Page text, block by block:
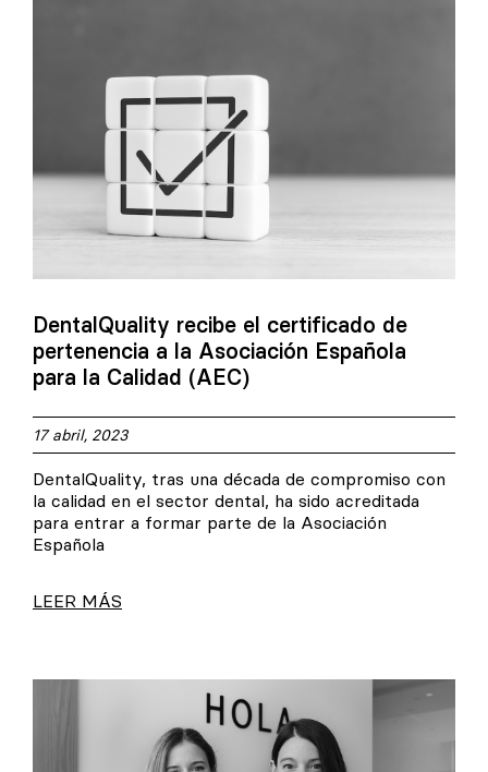
DentalQuality recibe el certificado de
pertenencia a la Asociación Española
para la Calidad (AEC)
17 abril, 2023
DentalQuality, tras una década de compromiso con
la calidad en el sector dental, ha sido acreditada
para entrar a formar parte de la Asociación
Española
LEER MÁS